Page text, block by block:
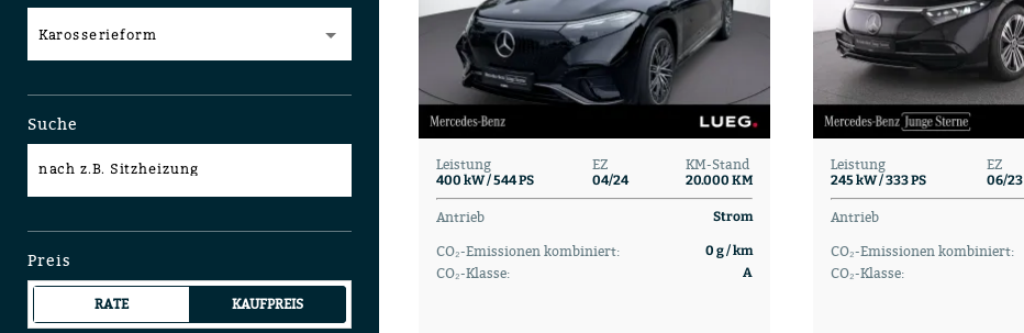
Karosserieform
Suche
nach z.B. Sitzheizung
Preis
RATE KAUFPREIS
Leistung
400 kW / 544 PS
EZ
04/24
KM-Stand
20.000 KM
Antrieb Strom
CO₂-Emissionen kombiniert: 0 g / km
CO₂-Klasse: A
Leistung
245 kW / 333 PS
EZ
06/23
Antrieb
CO₂-Emissionen kombiniert:
CO₂-Klasse: